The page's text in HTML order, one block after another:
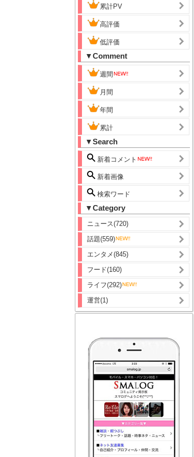
累計PV
高評価
低評価
▼Comment
週間
月間
年間
累計
▼Search
新着コメント
新着画像
検索ワード
▼Category
ニュース(720)
話題(559)
エンタメ(845)
フード(160)
ライフ(292)
運営(1)